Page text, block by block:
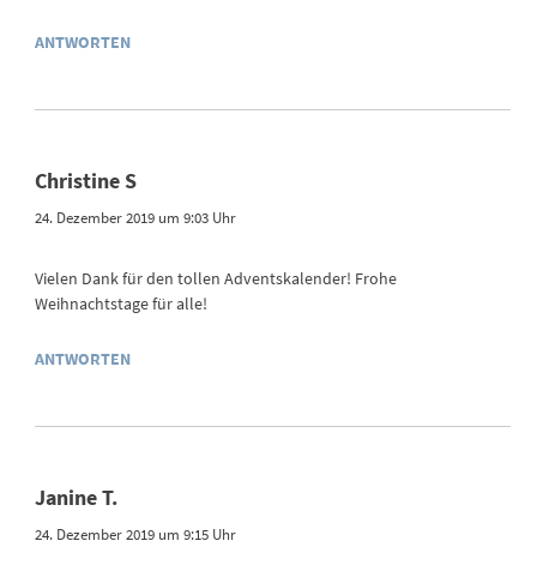
ANTWORTEN
Christine S
24. Dezember 2019 um 9:03 Uhr
Vielen Dank für den tollen Adventskalender! Frohe
Weihnachtstage für alle!
ANTWORTEN
Janine T.
24. Dezember 2019 um 9:15 Uhr